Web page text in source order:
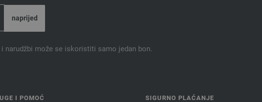
narudžbi može se iskoristiti samo jedan bon.
I POMOĆ SIGURNO PLAĆANJE